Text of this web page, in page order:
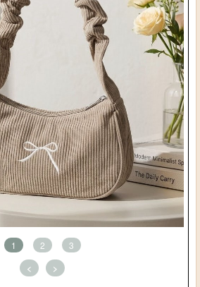
1 2 3
< >